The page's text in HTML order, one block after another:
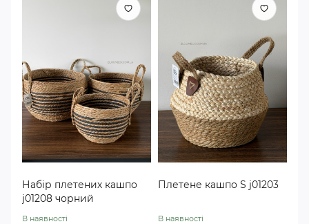
Набір плетених кашпо
j01208 чорний
В наявності
Плетене кашпо S j01203
В наявності